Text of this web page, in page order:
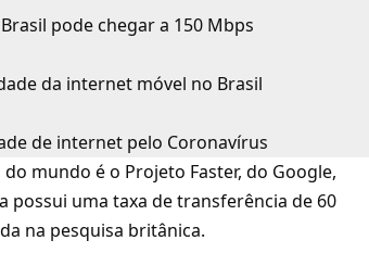
pode chegar a 150 Mbps
da internet móvel no Brasil
de internet pelo Coronavírus
mundo é o Projeto Faster, do Google,
possui uma taxa de transferência de 60
na pesquisa britânica.